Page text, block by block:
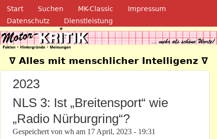
Direkt zum Inhalt
Navigation
Start Suchen MK-Classic
Impressum
Datenschutz
Dienstleistung
Motor-Kritik.de
∇ Alles mit menschlicher Intelligenz ∇
2023
NLS 3: Ist „Breitensport“ wie
„Radio Nürburgring“?
Gespeichert von wh am 17 April, 2023 - 19:31